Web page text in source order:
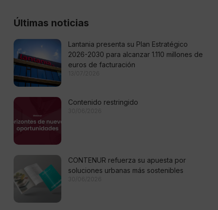
Últimas noticias
Lantania presenta su Plan Estratégico
2026-2030 para alcanzar 1.110 millones de
euros de facturación
13/07/2026
Contenido restringido
30/06/2026
CONTENUR refuerza su apuesta por
soluciones urbanas más sostenibles
30/06/2026